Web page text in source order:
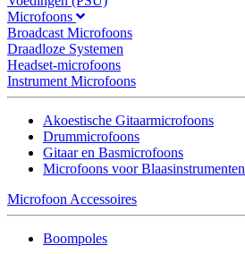
Microfoons
Broadcast Microfoons
Draadloze Systemen
Headset-microfoons
Instrument Microfoons
Akoestische Gitaarmicrofoons
Drummicrofoons
Gitaar en Basmicrofoons
Microfoons voor Blaasinstrumenten
Microfoon Accessoires
Boompoles